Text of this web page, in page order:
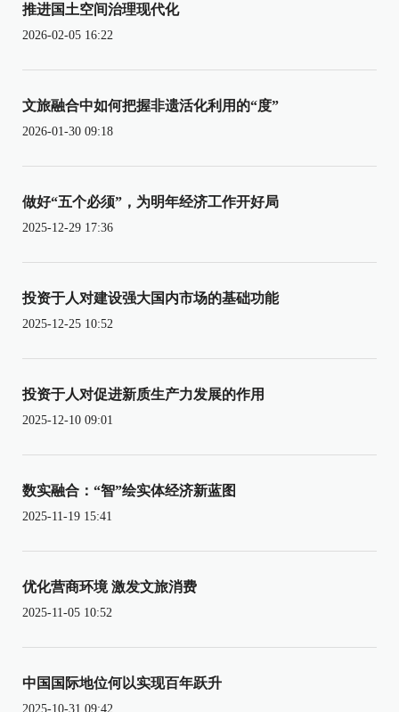
推进国土空间治理现代化
2026-02-05 16:22
文旅融合中如何把握非遗活化利用的“度”
2026-01-30 09:18
做好“五个必须”，为明年经济工作开好局
2025-12-29 17:36
投资于人对建设强大国内市场的基础功能
2025-12-25 10:52
投资于人对促进新质生产力发展的作用
2025-12-10 09:01
数实融合：“智”绘实体经济新蓝图
2025-11-19 15:41
优化营商环境 激发文旅消费
2025-11-05 10:52
中国国际地位何以实现百年跃升
2025-10-31 09:42